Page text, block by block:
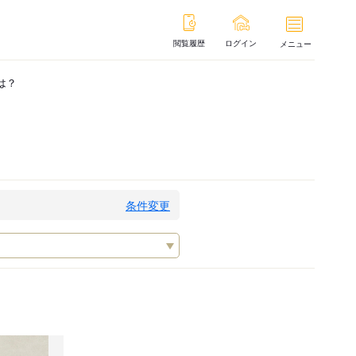
閲覧履歴 ログイン メニュー
？
条件変更